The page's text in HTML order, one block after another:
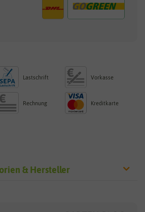
Lastschrift Vorkasse
Rechnung Kreditkarte
& Hersteller